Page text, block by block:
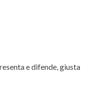
e difende, giusta